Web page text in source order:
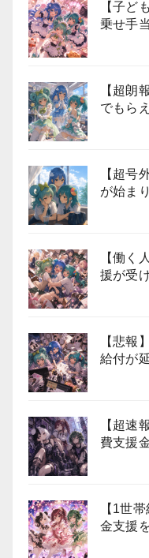
【子ど
乗せ手
【超朗
でもら
【超号
が始ま
【働く
援が受
【悲報
給付が
【超速
費支援
【1世
金支援